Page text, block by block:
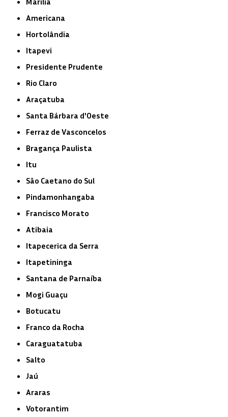
Americana
Hortolândia
Itapevi
Presidente Prudente
Rio Claro
Araçatuba
Santa Bárbara d'Oeste
Ferraz de Vasconcelos
Bragança Paulista
Itu
São Caetano do Sul
Pindamonhangaba
Francisco Morato
Atibaia
Itapecerica da Serra
Itapetininga
Santana de Parnaíba
Mogi Guaçu
Botucatu
Franco da Rocha
Caraguatatuba
Salto
Jaú
Araras
Votorantim